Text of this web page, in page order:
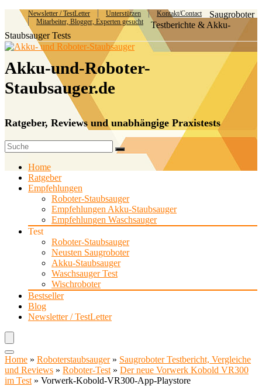
Newsletter / TestLetter Unterstützen
Kontakt/Contact
Mitarbeiter, Blogger, Experten gesucht
Saugroboter
Testberichte & Akku-
Staubsauger Tests
Akku-und-Roboter-
Staubsauger.de
Ratgeber, Reviews und unabhängige Praxistests
Home
Ratgeber
Empfehlungen
Roboter-Staubsauger
Empfehlungen Akku-Staubsauger
Empfehlungen Waschsauger
Test
Roboter-Staubsauger
Neusten Saugroboter
Akku-Staubsauger
Waschsauger Test
Wischroboter
Bestseller
Blog
Newsletter / TestLetter
Home » Roboterstaubsauger» Saugroboter Testbericht, Vergleiche
und Reviews » Roboter-Test » Der neue Vorwerk Kobold VR300
im Test » Vorwerk-Kobold-VR300-App-Playstore